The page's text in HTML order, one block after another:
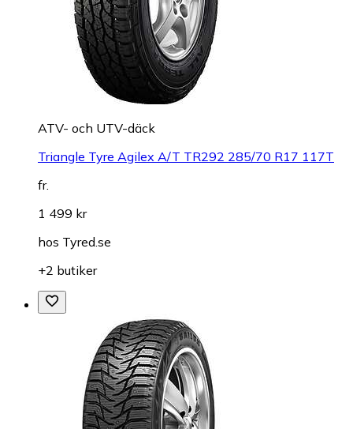
ATV- och UTV-däck
Triangle Tyre Agilex A/T TR292 285/70 R17 117T
fr.
1 499 kr
hos Tyred.se
+2 butiker